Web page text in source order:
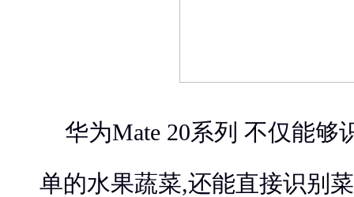
华为Mate 20系列 不仅能够
单的水果蔬菜,还能直接识别